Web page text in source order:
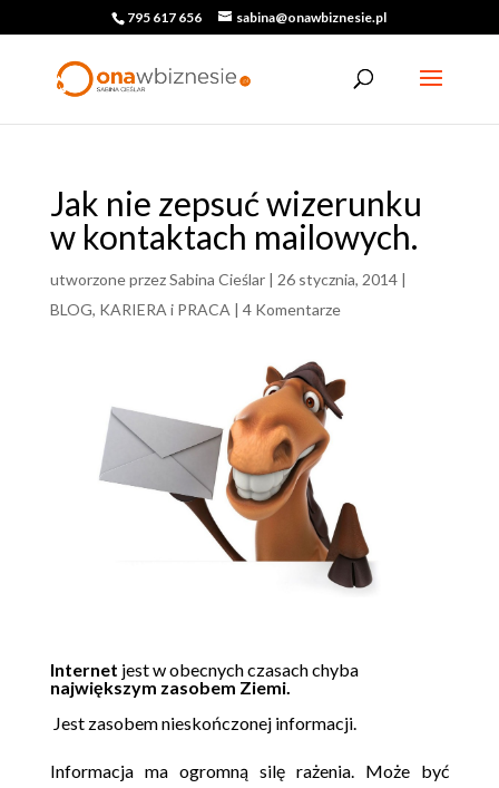
795 617 656 sabina@onawbiznesie.pl
Jak nie zepsuć wizerunku
w kontaktach mailowych.
utworzone przezSabina Cieślar| 26 stycznia, 2014|
BLOG, KARIERA i PRACA | 4 Komentarze
Internet jest w obecnych czasach chyba
największym zasobem Ziemi.
Jest zasobem nieskończonej informacji.
Informacja ma ogromną silę rażenia. Może być